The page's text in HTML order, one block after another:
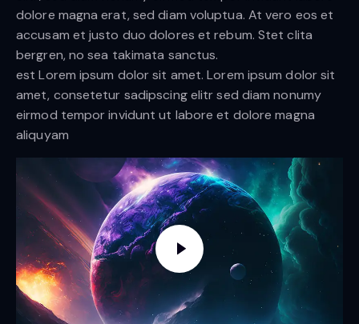
dolore magna erat, sed diam voluptua. At vero eos et
accusam et justo duo dolores et rebum. Stet clita
bergren, no sea takimata sanctus.
est Lorem ipsum dolor sit amet. Lorem ipsum dolor sit
amet, consetetur sadipscing elitr sed diam nonumy
eirmod tempor invidunt ut labore et dolore magna
aliquyam